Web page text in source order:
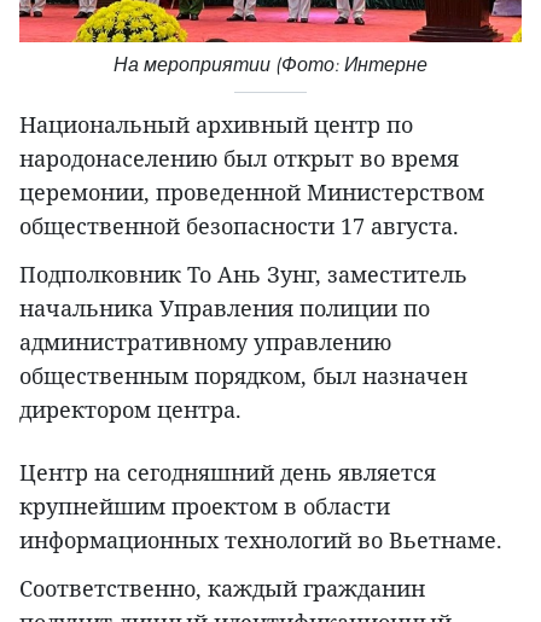
На мероприятии (Фото: Интерне
Национальный архивный центр по
народонаселению был открыт во время
церемонии, проведенной Министерством
общественной безопасности 17 августа.
Подполковник То Ань Зунг, заместитель
начальника Управления полиции по
административному управлению
общественным порядком, был назначен
директором центра.
Центр на сегодняшний день является
крупнейшим проектом в области
информационных технологий во Вьетнаме.
Соответственно, каждый гражданин